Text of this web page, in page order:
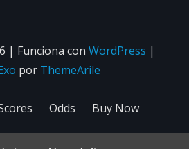
| Funciona con WordPress |
por ThemeArile
Odds Buy Now